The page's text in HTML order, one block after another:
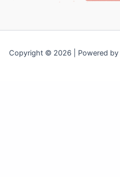
Copyright © 2026 | Powered by